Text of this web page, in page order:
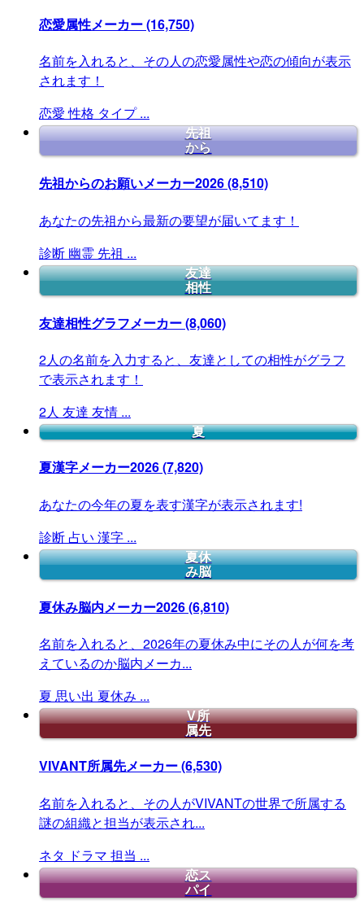
恋愛属性メーカー(16,750)
名前を入れると、その人の恋愛属性や恋の傾向が表示
されます！
恋愛 性格 タイプ ...
先祖
から
先祖からのお願いメーカー2026(8,510)
あなたの先祖から最新の要望が届いてます！
診断 幽霊 先祖 ...
友達
相性
友達相性グラフメーカー(8,060)
2人の名前を入力すると、友達としての相性がグラフ
で表示されます！
2人 友達 友情 ...
夏
夏漢字メーカー2026(7,820)
あなたの今年の夏を表す漢字が表示されます!
診断 占い 漢字 ...
夏休
み脳
夏休み脳内メーカー2026(6,810)
名前を入れると、2026年の夏休み中にその人が何を考
えているのか脳内メーカ...
夏 思い出 夏休み ...
V所
属先
VIVANT所属先メーカー(6,530)
名前を入れると、その人がVIVANTの世界で所属する
謎の組織と担当が表示され...
ネタ ドラマ 担当 ...
恋ス
パイ